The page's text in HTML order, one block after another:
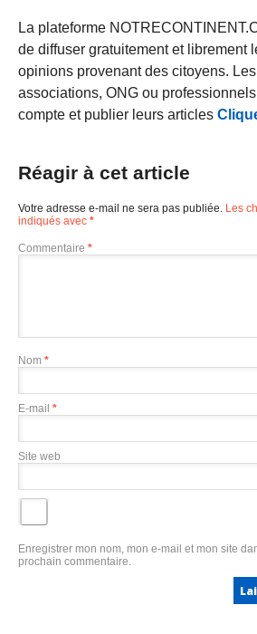
La plateforme
de diffuser gratuitement et librement
opinions provenant des citoyens.
associations, ONG ou
compte et publier leurs articles
Réagir à cet article
Votre adresse e-mail ne sera pas publiée. Les
indiqués avec *
Commentaire *
Nom *
E-mail *
Site web
Enregistrer mon nom, mon e-mail et mon site
prochain commentaire.